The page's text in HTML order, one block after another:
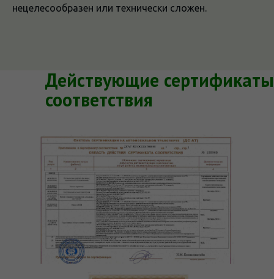
нецелесообразен или технически сложен.
Действующие сертификаты
соответствия